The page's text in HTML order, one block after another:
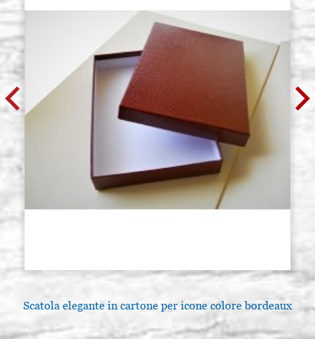
Scatola elegante in cartone per icone colore bordeaux